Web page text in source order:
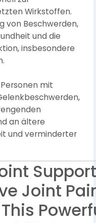
Wirkstoffen.
von Beschwerden,
und die
insbesondere
mit
an ältere
und verminderter